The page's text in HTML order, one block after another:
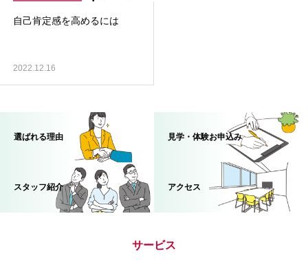
自己肯定感を高めるには
2022.12.16
選ばれる理由 見学・体験お申込み
スタッフ紹介 アクセス
サービス